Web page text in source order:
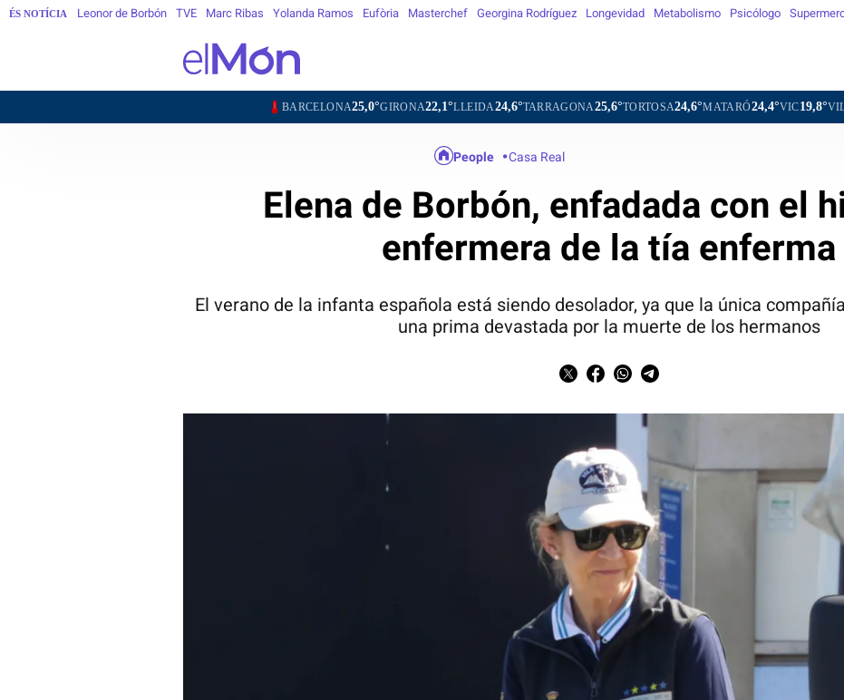
ÉS NOTÍCIA Leonor de Borbón TVE Marc Ribas Yolanda Ramos Eufòria Masterchef Georgina Rodríguez Longevidad Metabolismo Psicólogo
BARCELONA25,0°GIRONA22,1°LLEIDA24,6°TARRAGONA25,6°TORTOSA24,6°MATARÓ24,4°VIC19,8°VILAFRANCA
People Casa Real
Elena de Borbón, enfadada con el
enfermera de la tía enferma
El verano de la infanta española está siendo desolador, ya que la única
una prima devastada por la muerte de los hermanos